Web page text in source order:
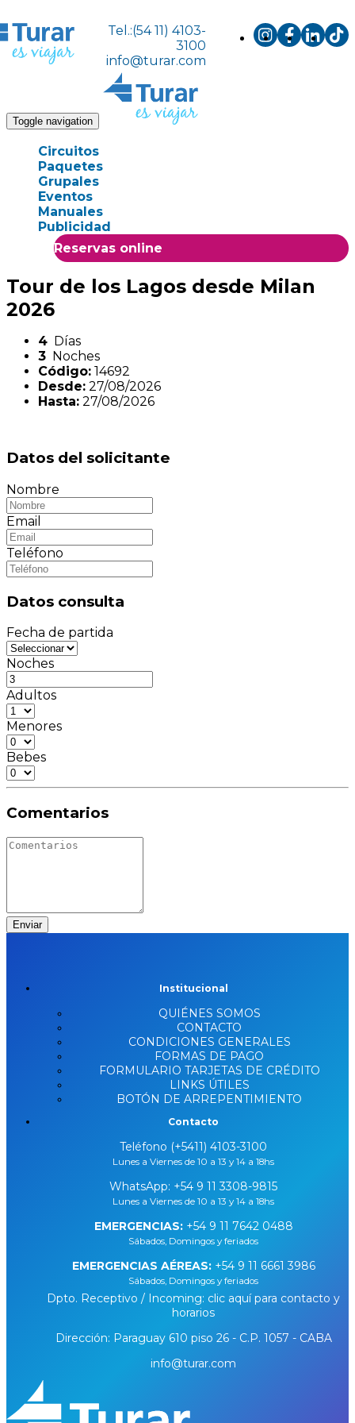
Tel.:(54 11) 4103-
3100
info@turar.com
Toggle navigation
Circuitos
Paquetes
Grupales
Eventos
Manuales
Publicidad
Reservas online
Tour de los Lagos desde Milan
2026
4 Días
3 Noches
Código: 14692
Desde: 27/08/2026
Hasta: 27/08/2026
Datos del solicitante
Nombre
Email
Teléfono
Datos consulta
Fecha de partida
Noches
Adultos
Menores
Bebes
Comentarios
Enviar
Institucional
QUIÉNES SOMOS
CONTACTO
CONDICIONES GENERALES
FORMAS DE PAGO
FORMULARIO TARJETAS DE CRÉDITO
LINKS ÚTILES
BOTÓN DE ARREPENTIMIENTO
Contacto
Teléfono (+5411) 4103-3100
Lunes a Viernes de 10 a 13 y 14 a 18hs
WhatsApp: +54 9 11 3308-9815
Lunes a Viernes de 10 a 13 y 14 a 18hs
EMERGENCIAS: +54 9 11 7642 0488
Sábados, Domingos y feriados
EMERGENCIAS AÉREAS: +54 9 11 6661 3986
Sábados, Domingos y feriados
Dpto. Receptivo / Incoming: clic aquí para contacto y
horarios
Dirección: Paraguay 610 piso 26 - C.P. 1057 - CABA
info@turar.com